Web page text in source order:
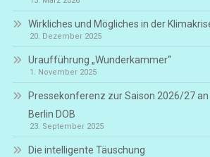
Wirkliches und Mögliches in der
20. Dezember 2025
Uraufführung „Wunderkammer“
1. November 2025
Pressekonferenz zur Saison 2026/27
Berlin DOB
23. September 2025
Die intelligente Täuschung